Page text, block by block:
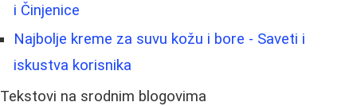
i Činjenice
Najbolje kreme za suvu kožu i bore - Saveti i
iskustva korisnika
Tekstovi na srodnim blogovima